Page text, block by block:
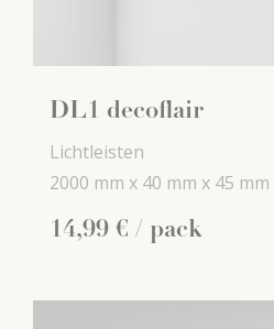
DL1 decoflair
Lichtleisten
2000 mm x 40 mm x 45 mm
14,99 € / pack